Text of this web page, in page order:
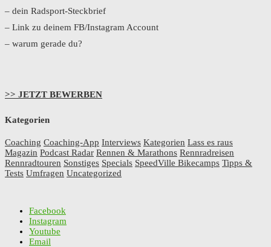
– dein Radsport-Steckbrief
– Link zu deinem FB/Instagram Account
– warum gerade du?
>> JETZT BEWERBEN
Kategorien
Coaching Coaching-App Interviews Kategorien Lass es raus
Magazin Podcast Radar Rennen & Marathons Rennradreisen
Rennradtouren Sonstiges Specials SpeedVille Bikecamps Tipps &
Tests Umfragen Uncategorized
Facebook
Instagram
Youtube
Email